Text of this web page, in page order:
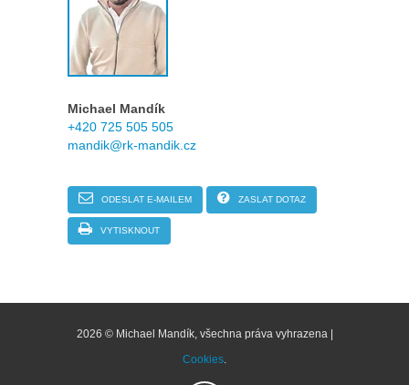
Michael Mandík
+420 725 505 505
mandik@rk-mandik.cz
ODESLAT E-MAILEM ZASLAT DOTAZ
VYTISKNOUT
2026 © Michael Mandík, všechna práva vyhrazena |
Cookies.